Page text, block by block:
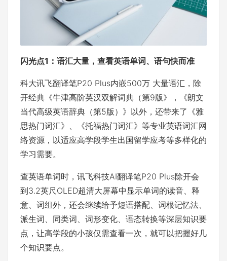
闪光点1 ：语汇大量 ， 查看英语单词、 语句快而准
科大讯飞翻译笔P20 Plus内嵌500万 大量语汇，除
开经典《牛津高阶英汉双解词典（第9版》，《朗文
当代高级英语辞典（第5版）》以外，还带来了《雅
思热门词汇》、《托福热门词汇》等专业英语词汇网
络资源，以适应高学段学生出国留学应考等多样化的
学习需要。
查英语单词时，讯飞科技AI翻译笔P20 Plus除开会
到3.2英尺OLED超清大屏幕中显示单词的读音、释
意、词组外，还会继续给予短语搭配、词根记忆法、
派生词、同类词、词形变化、语态转换等深层知识要
点，让高学段的小孩仅需查看一次，就可以把握好几
个知识要点。